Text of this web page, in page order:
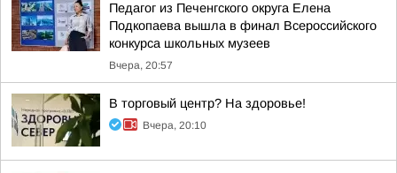
Педагог из Печенгского округа Елена
Подкопаева вышла в финал Всероссийского
конкурса школьных музеев
Вчера, 20:57
В торговый центр? На здоровье!
Вчера, 20:10